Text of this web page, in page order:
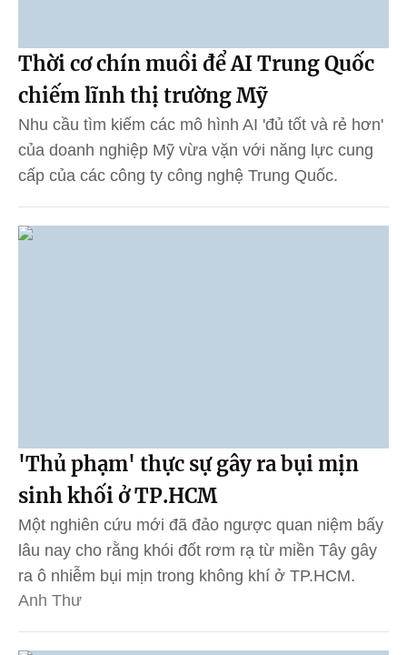
Thời cơ chín muồi để AI Trung Quốc
chiếm lĩnh thị trường Mỹ
Nhu cầu tìm kiếm các mô hình AI 'đủ tốt và rẻ hơn'
của doanh nghiệp Mỹ vừa vặn với năng lực cung
cấp của các công ty công nghệ Trung Quốc.
'Thủ phạm' thực sự gây ra bụi mịn
sinh khối ở TP.HCM
Một nghiên cứu mới đã đảo ngược quan niệm bấy
lâu nay cho rằng khói đốt rơm rạ từ miền Tây gây
ra ô nhiễm bụi mịn trong không khí ở TP.HCM.
Anh Thư